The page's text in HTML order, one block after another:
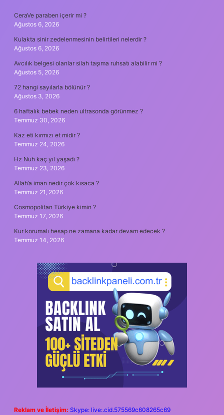
CeraVe paraben içerir mi ?
Ağustos 6, 2026
Kulakta sinir zedelenmesinin belirtileri nelerdir ?
Ağustos 6, 2026
Avcılık belgesi olanlar silah taşıma ruhsatı alabilir mi ?
Ağustos 5, 2026
72 hangi sayılarla bölünür ?
Ağustos 3, 2026
6 haftalık bebek neden ultrasonda görünmez ?
Temmuz 30, 2026
Kaz eti kırmızı et midir ?
Temmuz 24, 2026
Hz Nuh kaç yıl yaşadı ?
Temmuz 23, 2026
Allah’a iman nedir çok kısaca ?
Temmuz 21, 2026
Cosmopolitan Türkiye kimin ?
Temmuz 17, 2026
Kur korumalı hesap ne zamana kadar devam edecek ?
Temmuz 14, 2026
Reklam ve İletişim: Skype: live:.cid.575569c608265c69